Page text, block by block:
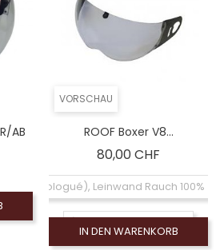
AB
VORSCHAU
ROOF Boxer V8...
80,00 CHF
homologué), Leinwand Rauch 100%
Écran claire anti-buée
IN DEN WARENKORB